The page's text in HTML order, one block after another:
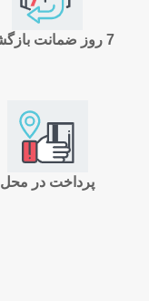
7 روز ضمانت بازگشت
پرداخت در محل